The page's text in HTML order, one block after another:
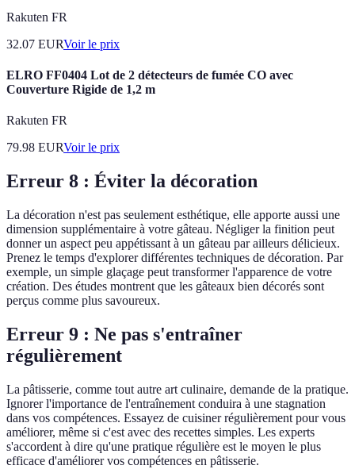
Rakuten FR
32.07 EURVoir le prix
ELRO FF0404 Lot de 2 détecteurs de fumée CO avec
Couverture Rigide de 1,2 m
Rakuten FR
79.98 EURVoir le prix
Erreur 8 : Éviter la décoration
La décoration n'est pas seulement esthétique, elle apporte aussi une
dimension supplémentaire à votre gâteau. Négliger la finition peut
donner un aspect peu appétissant à un gâteau par ailleurs délicieux.
Prenez le temps d'explorer différentes techniques de décoration. Par
exemple, un simple glaçage peut transformer l'apparence de votre
création. Des études montrent que les gâteaux bien décorés sont
perçus comme plus savoureux.
Erreur 9 : Ne pas s'entraîner
régulièrement
La pâtisserie, comme tout autre art culinaire, demande de la pratique.
Ignorer l'importance de l'entraînement conduira à une stagnation
dans vos compétences. Essayez de cuisiner régulièrement pour vous
améliorer, même si c'est avec des recettes simples. Les experts
s'accordent à dire qu'une pratique régulière est le moyen le plus
efficace d'améliorer vos compétences en pâtisserie.